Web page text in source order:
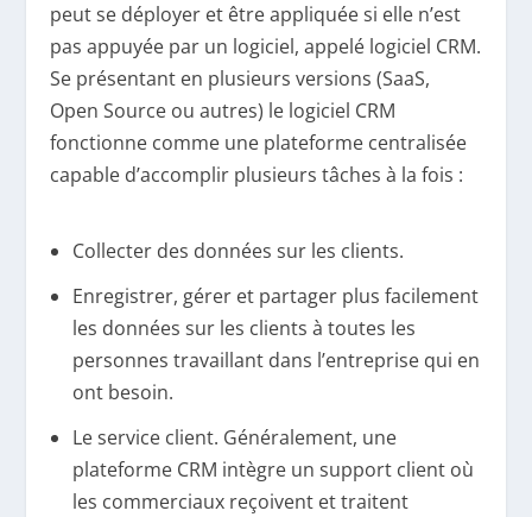
peut se déployer et être appliquée si elle n’est
pas appuyée par un logiciel, appelé logiciel CRM.
Se présentant en plusieurs versions (SaaS,
Open Source ou autres) le logiciel CRM
fonctionne comme une plateforme centralisée
capable d’accomplir plusieurs tâches à la fois :
Collecter des données sur les clients.
Enregistrer, gérer et partager plus facilement
les données sur les clients à toutes les
personnes travaillant dans l’entreprise qui en
ont besoin.
Le service client. Généralement, une
plateforme CRM intègre un support client où
les commerciaux reçoivent et traitent